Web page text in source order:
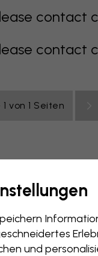
contact
contact
von 1 Seiten
lila rot türkis
Dächer
und